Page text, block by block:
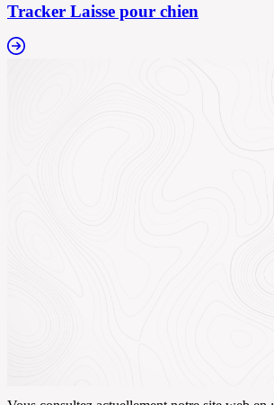
Tracker Laisse pour chien